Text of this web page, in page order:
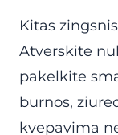
Kitas
Atverskite
pakelkite
burnos,
kvepavima